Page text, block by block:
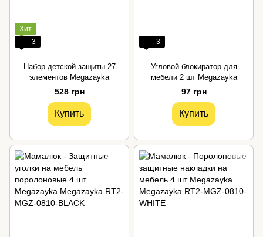
Хит
3
Набор детской защиты 27
элементов Megazayka
528 грн
Купить
3
Угловой блокиратор для
мебели 2 шт Megazayka
97 грн
Купить